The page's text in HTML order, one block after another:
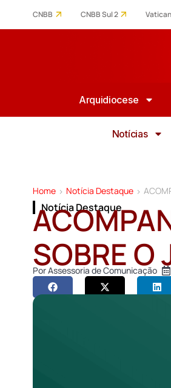
CNBB CNBB Sul 2
Arquidiocese
Notícias
Home > Notícia Destaque >
Notícia Destaque
SOBRE O
PorAssessoria de Comunicação